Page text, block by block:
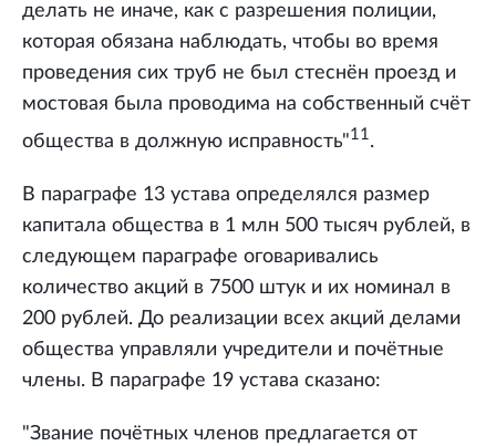
делать не иначе, как с разрешения полиции,
которая обязана наблюдать, чтобы во время
проведения сих труб не был стеснён проезд и
мостовая была проводима на собственный счёт
общества в должную исправность"11.
В параграфе 13 устава определялся размер
капитала общества в 1 млн 500 тысяч рублей, в
следующем параграфе оговаривались
количество акций в 7500 штук и их номинал в
200 рублей. До реализации всех акций делами
общества управляли учредители и почётные
члены. В параграфе 19 устава сказано:
"Звание почётных членов предлагается от